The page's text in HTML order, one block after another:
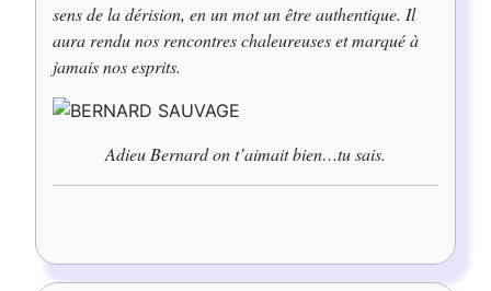
sens de la dérision, en un mot un être authentique. Il
aura rendu nos rencontres chaleureuses et marqué à
jamais nos esprits.
Adieu Bernard on t’aimait bien…tu sais.